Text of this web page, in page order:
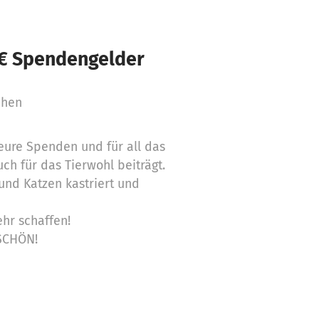
Spendengelder
Spenden und für all das
für das Tierwohl beiträgt.
Katzen kastriert und
schaffen!
und der Lebenshof